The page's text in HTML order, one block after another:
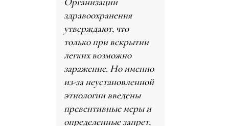
здравоохранения
утверждают, что
только при вскрытии
легких возможно
заражение. Но именно
из-за неустановленной
этиологии введены
превентивные меры и
определенные запрет,